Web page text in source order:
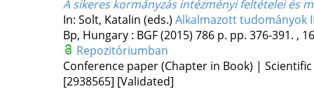
A sikeres kormányzás intézményi feltételei és
In: Solt, Katalin (eds.) Alkalmazott tudományok
Bp, Hungary : BGF(2015) 786 p. pp. 376-391. ,
Repozitóriumban
Conference paper (Chapter in Book) | Scientific
[2938565] [Validated]